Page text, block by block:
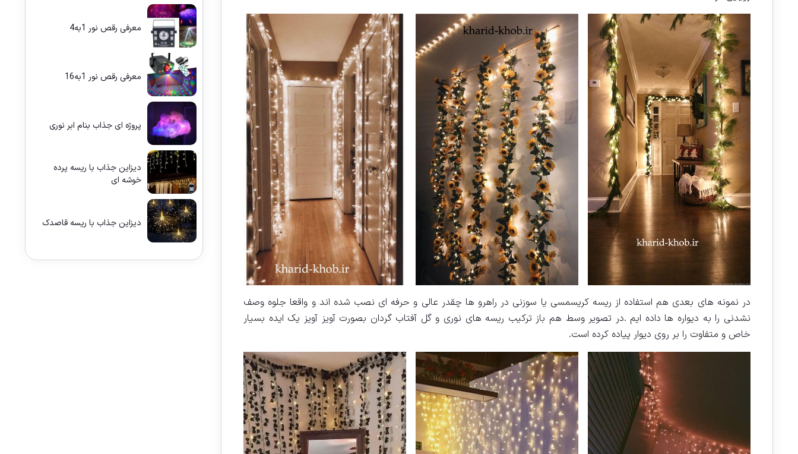
در نمونه های بعدی هم استفاده از ریسه کریسمسی یا سوزنی در راهرو ها چقدر عالی و حرفه ای نصب شده اند و واقعا جلوه وصف
نشدنی را به دیواره ها داده ایم .در تصویر وسط هم باز ترکیب ریسه های نوری و گل آفتاب گردان بصورت آویز آویز یک ایده بسیار
خاص و متفاوت را بر روی دیوار پیاده کرده است.
معرفی رقص نور 1به4
معرفی رقص نور 1به16
پروژه ای جذاب بنام ابر نوری
دیزاین جذاب با ریسه پرده
خوشه ای
دیزاین جذاب با ریسه قاصدک